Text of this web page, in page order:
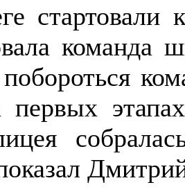
стартовали
команда
показал